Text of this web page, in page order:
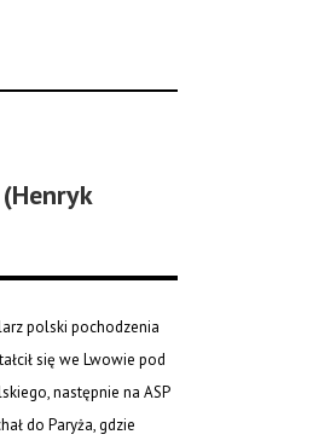
polski pochodzenia
się we Lwowie pod
następnie na ASP
do Paryża, gdzie